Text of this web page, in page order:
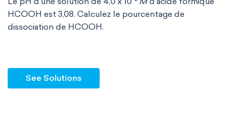
HCOOH est 3,08. Calculez le pourcentage de
dissociation de HCOOH.
See Solutions